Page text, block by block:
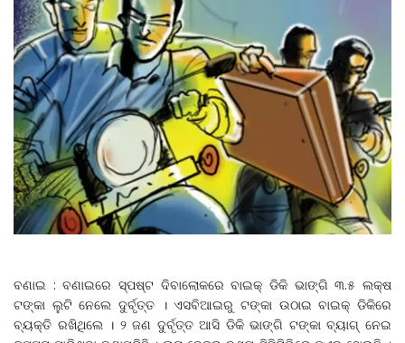
ବଣାଇ : ବଣାଇରେ ସ୍ପଷ୍ଟ ଦିବାଲୋକରେ ବାଇକ୍‌ ଡିକି ଭାଙ୍ଗି ୩.୫ ଲକ୍ଷ
ଟଙ୍କା ଲୁଟି ନେଲେ ଦୁର୍ବୃତ୍ତ । ଏସବିଆଇରୁ ଟଙ୍କା ଉଠାଇ ବାଇକ୍‌ ଡିକିରେ
ବ୍ୟକ୍ତି ରଖିଥିଲେ । ୨ ଜଣ ଦୁର୍ବୃତ୍ତ ଆସି ଡିକି ଭାଙ୍ଗି ଟଙ୍କା ବ୍ୟାଗ୍‌ ନେଇ